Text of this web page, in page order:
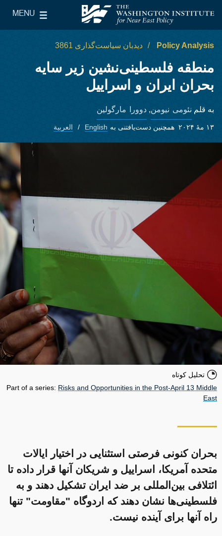
The Washington Institute for Near East Policy
MENU
Main Menu
Policy Analysis دیدبان سیاست‌گذاری 3861
منطقه‌ فلسطینی‌نشین زیر سایه
بحران ایران و اسراییل
به قلم نئومی نیومن, دوورا مارگولین
۱۳ مهٔ ۲۰۲۴ همچنین دست‌یافتنی به English العربية
تحلیل کوتاه
Part of a series: Risks and Opportunities in the Post-April 13 Middle
East
بحران کنونی فرصتی استثنایی در اختیار ایالات
متحده آمریکا، اسراییل و شریکان آنها قرار داده تا
ائتلافی بین‌المللی بر ضد ایران تشکیل دهند و به
فلسطینی‌ها نشان دهند که اردوگاه "مقاومت" تنها
راه آنها برای آینده نیست.